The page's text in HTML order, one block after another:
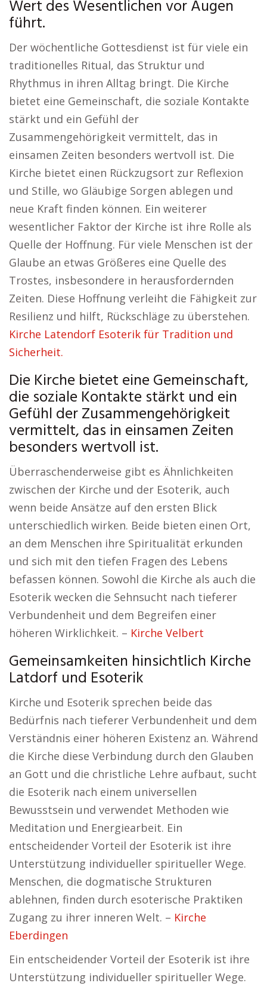
Wert des Wesentlichen vor Augen
führt.
Der wöchentliche Gottesdienst ist für viele ein
traditionelles Ritual, das Struktur und
Rhythmus in ihren Alltag bringt. Die Kirche
bietet eine Gemeinschaft, die soziale Kontakte
stärkt und ein Gefühl der
Zusammengehörigkeit vermittelt, das in
einsamen Zeiten besonders wertvoll ist. Die
Kirche bietet einen Rückzugsort zur Reflexion
und Stille, wo Gläubige Sorgen ablegen und
neue Kraft finden können. Ein weiterer
wesentlicher Faktor der Kirche ist ihre Rolle als
Quelle der Hoffnung. Für viele Menschen ist der
Glaube an etwas Größeres eine Quelle des
Trostes, insbesondere in herausfordernden
Zeiten. Diese Hoffnung verleiht die Fähigkeit zur
Resilienz und hilft, Rückschläge zu überstehen.
Kirche Latendorf Esoterik für Tradition und
Sicherheit.
Die Kirche bietet eine Gemeinschaft,
die soziale Kontakte stärkt und ein
Gefühl der Zusammengehörigkeit
vermittelt, das in einsamen Zeiten
besonders wertvoll ist.
Überraschenderweise gibt es Ähnlichkeiten
zwischen der Kirche und der Esoterik, auch
wenn beide Ansätze auf den ersten Blick
unterschiedlich wirken. Beide bieten einen Ort,
an dem Menschen ihre Spiritualität erkunden
und sich mit den tiefen Fragen des Lebens
befassen können. Sowohl die Kirche als auch die
Esoterik wecken die Sehnsucht nach tieferer
Verbundenheit und dem Begreifen einer
höheren Wirklichkeit. – Kirche Velbert
Gemeinsamkeiten hinsichtlich Kirche
Latdorf und Esoterik
Kirche und Esoterik sprechen beide das
Bedürfnis nach tieferer Verbundenheit und dem
Verständnis einer höheren Existenz an. Während
die Kirche diese Verbindung durch den Glauben
an Gott und die christliche Lehre aufbaut, sucht
die Esoterik nach einem universellen
Bewusstsein und verwendet Methoden wie
Meditation und Energiearbeit. Ein
entscheidender Vorteil der Esoterik ist ihre
Unterstützung individueller spiritueller Wege.
Menschen, die dogmatische Strukturen
ablehnen, finden durch esoterische Praktiken
Zugang zu ihrer inneren Welt. – Kirche
Eberdingen
Ein entscheidender Vorteil der Esoterik ist ihre
Unterstützung individueller spiritueller Wege.